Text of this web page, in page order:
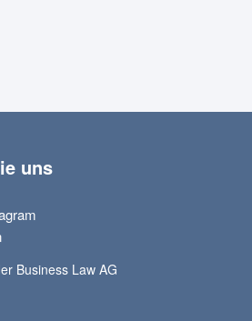
uns
Business Law AG